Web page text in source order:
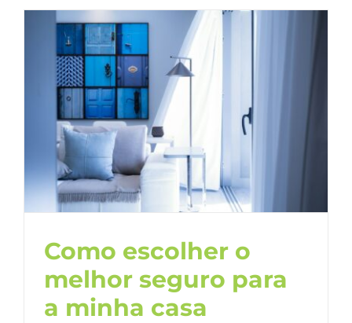
Como escolher o
melhor seguro para
a minha casa